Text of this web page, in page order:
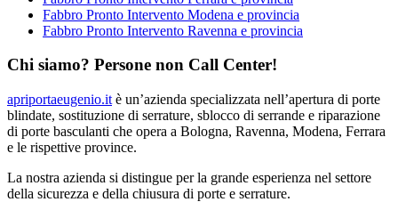
Fabbro Pronto Intervento Modena e provincia
Fabbro Pronto Intervento Ravenna e provincia
Chi siamo? Persone non Call Center!
apriportaeugenio.it è un’azienda specializzata nell’apertura di porte
blindate, sostituzione di serrature, sblocco di serrande e riparazione
di porte basculanti che opera a Bologna, Ravenna, Modena, Ferrara
e le rispettive province.
La nostra azienda si distingue per la grande esperienza nel settore
della sicurezza e della chiusura di porte e serrature.